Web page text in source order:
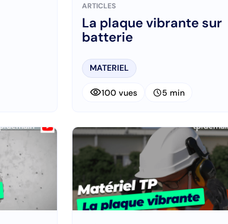
ARTICLES
La plaque vibrante sur
batterie
MATERIEL
visibility100 vues schedule5 min